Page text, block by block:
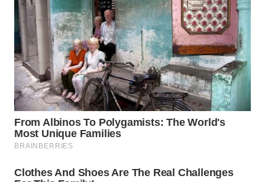
WN
MAJALENGKA
WN
SUBANG
WN
SUKABUMI
WN